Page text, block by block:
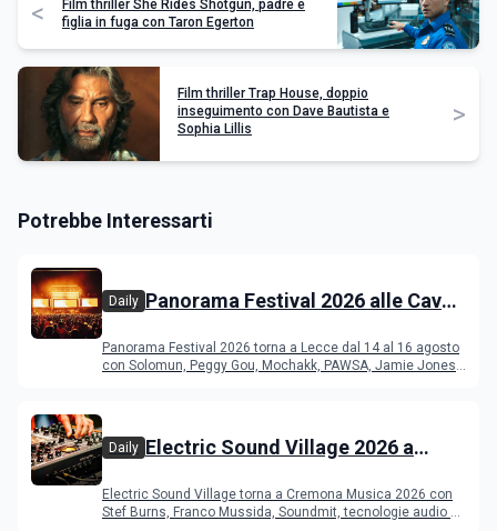
<
Film thriller She Rides Shotgun, padre e
figlia in fuga con Taron Egerton
Film thriller Trap House, doppio
inseguimento con Dave Bautista e
Sophia Lillis
>
Potrebbe Interessarti
Daily Panorama Festival 2026 alle Cave
programma
Panorama Festival 2026 torna a Lecce dal 14 al 16 agosto
con Solomun, Peggy Gou, Mochakk, PAWSA, Jamie Jones
Daily Electric Sound Village 2026 a
Young Band Contest, il programma
Electric Sound Village torna a Cremona Musica 2026 con
Stef Burns, Franco Mussida, Soundmit, tecnologie audio e